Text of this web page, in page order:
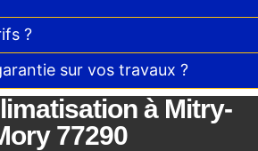
?
sur vos travaux ?
à Mitry-
77290